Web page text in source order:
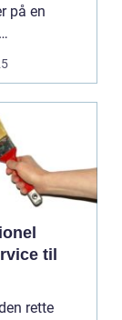
på en
til
rette